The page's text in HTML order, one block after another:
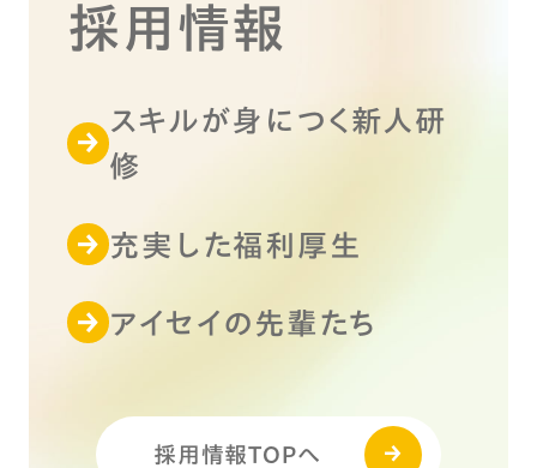
採用情報
スキルが身につく新人研
修
充実した福利厚生
アイセイの先輩たち
採用情報TOPへ